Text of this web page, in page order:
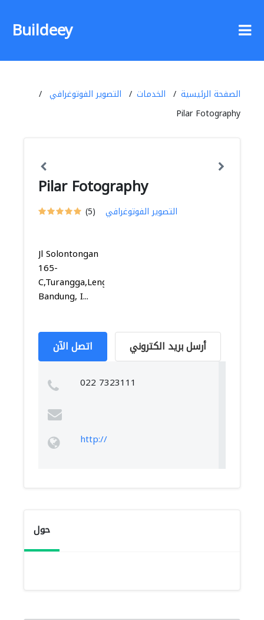
Buildeey
الصفحة الرئيسية الخدمات
التصوير الفوتوغرافي
Pilar Fotography
Pilar Fotography
(5) التصوير الفوتوغرافي
Jl Solontongan
165-
C,Turangga,Lengkong,
Bandung, I...
اتصل الآن أرسل بريد الكتروني
022 7323111
http://
حول